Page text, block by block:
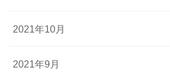
2021年10月
2021年9月